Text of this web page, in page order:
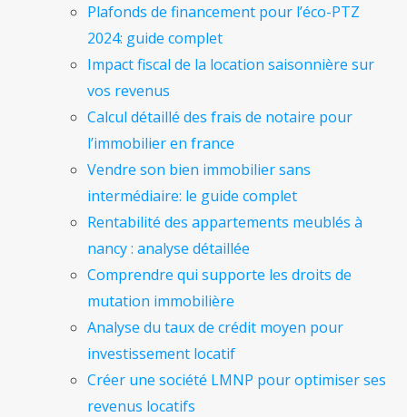
Plafonds de financement pour l’éco-PTZ
2024: guide complet
Impact fiscal de la location saisonnière sur
vos revenus
Calcul détaillé des frais de notaire pour
l’immobilier en france
Vendre son bien immobilier sans
intermédiaire: le guide complet
Rentabilité des appartements meublés à
nancy : analyse détaillée
Comprendre qui supporte les droits de
mutation immobilière
Analyse du taux de crédit moyen pour
investissement locatif
Créer une société LMNP pour optimiser ses
revenus locatifs